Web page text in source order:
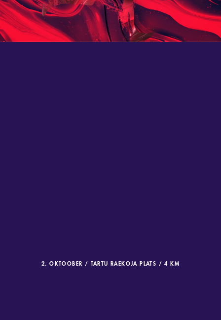
2. OKTOOBER / TARTU RAEKOJA PLATS / 4 KM